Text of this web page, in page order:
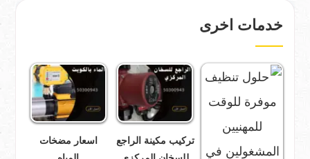
خدمات اخرى
تركيب مكينة الراجع
اسعار مضخات